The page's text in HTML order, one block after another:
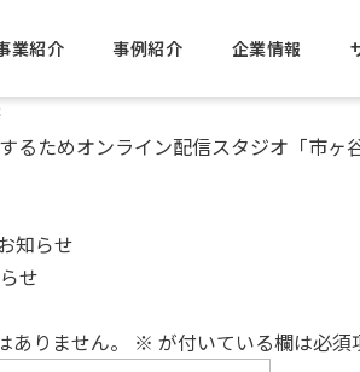
業紹介 事例紹介 企業情報
るためオンライン配信スタジオ「市ヶ
知らせ
せ
りません。
※ が付いている欄は必須